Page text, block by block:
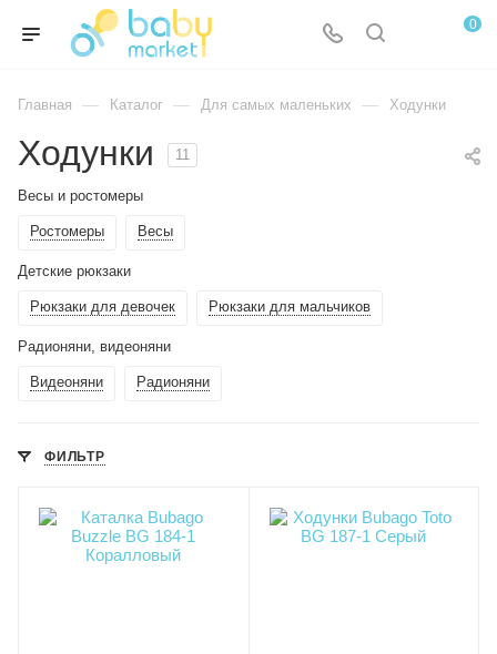
0
Главная — Каталог — Для самых маленьких — Ходунки
Ходунки 11
Весы и ростомеры
Ростомеры Весы
Детские рюкзаки
Рюкзаки для девочек Рюкзаки для мальчиков
Радионяни, видеоняни
Видеоняни Радионяни
ФИЛЬТР